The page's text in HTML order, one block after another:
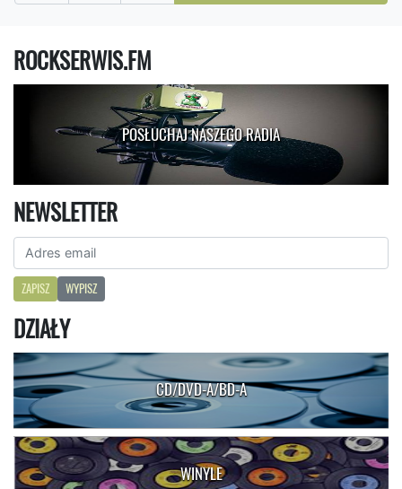
ROCKSERWIS.FM
POSŁUCHAJ NASZEGO RADIA
NEWSLETTER
ZAPISZ WYPISZ
DZIAŁY
CD/DVD-A/BD-A
WINYLE